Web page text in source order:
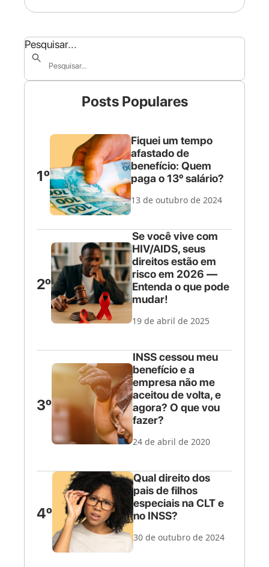
Pesquisar...
Posts Populares
1º
Fiquei um tempo
afastado de
benefício: Quem
paga o 13º salário?
13 de outubro de 2024
2º
Se você vive com
HIV/AIDS, seus
direitos estão em
risco em 2026 —
Entenda o que pode
mudar!
19 de abril de 2025
3º
INSS cessou meu
benefício e a
empresa não me
aceitou de volta, e
agora? O que vou
fazer?
24 de abril de 2020
4º
Qual direito dos
pais de filhos
especiais na CLT e
no INSS?
30 de outubro de 2024